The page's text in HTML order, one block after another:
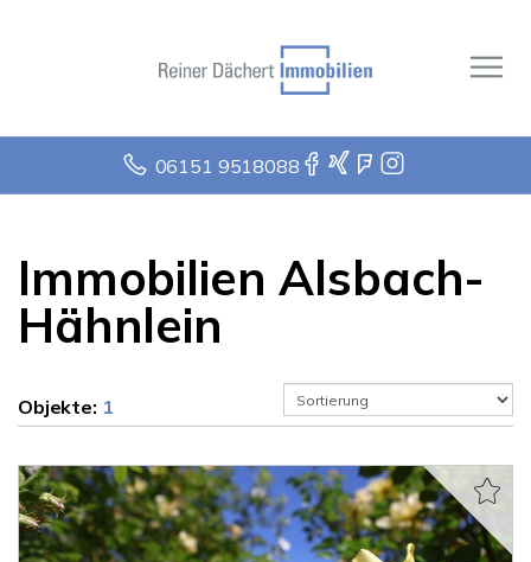
06151 9518088
Immobilien Alsbach-
Hähnlein
Objekte: 1